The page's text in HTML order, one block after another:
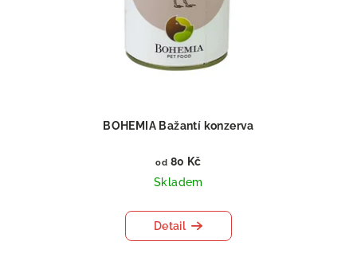
BOHEMIA Bažantí konzerva
od 80 Kč
Skladem
Detail